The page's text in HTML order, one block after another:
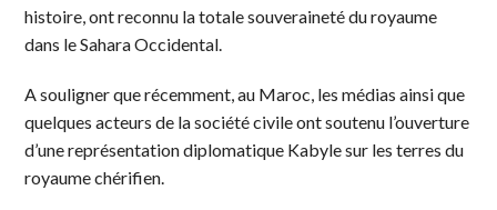
histoire, ont reconnu la totale souveraineté du royaume
dans le Sahara Occidental.
A souligner que récemment, au Maroc, les médias ainsi que
quelques acteurs de la société civile ont soutenu l’ouverture
d’une représentation diplomatique Kabyle sur les terres du
royaume chérifien.